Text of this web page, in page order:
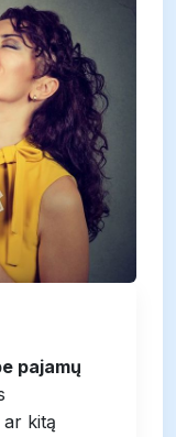
pajamų
kitą